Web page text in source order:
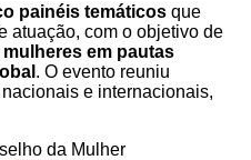
painéis temáticos que
atuação, com o objetivo de
em pautas
. O evento reuniu
e internacionais,
da Mulher